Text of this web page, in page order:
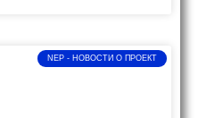
NEP - НОВОСТИ O ПРОЕКТ